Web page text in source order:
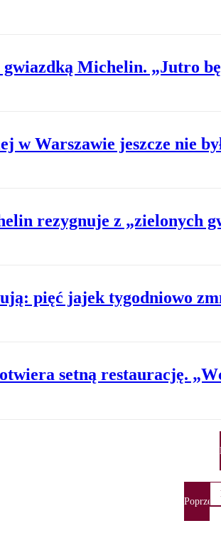
Michelin. „Jutro
w Warszawie jeszcze nie
rezygnuje z „zielonych
pięć jajek tygodniowo
setną restaurację.